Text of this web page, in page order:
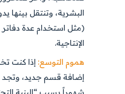
البشرية، وتنتقل بينها
(مثل استخدام عدة
الإنتاجية.
هموم التوسع: إذا كنت
إضافة قسم جديد، وتجد
شهوراً بسبب “البنية